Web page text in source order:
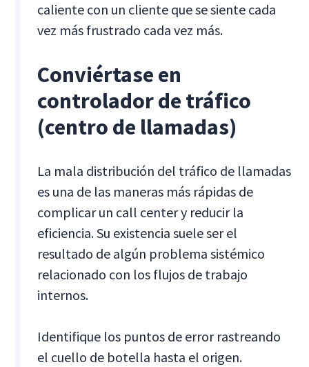
caliente con un cliente que se siente cada
vez más frustrado cada vez más.
Conviértase en
controlador de tráfico
(centro de llamadas)
La mala distribución del tráfico de llamadas
es una de las maneras más rápidas de
complicar un call center y reducir la
eficiencia. Su existencia suele ser el
resultado de algún problema sistémico
relacionado con los flujos de trabajo
internos.
Identifique los puntos de error rastreando
el cuello de botella hasta el origen.